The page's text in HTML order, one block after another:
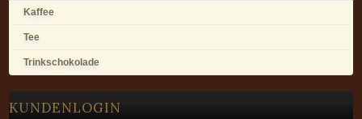
Kaffee
Tee
Trinkschokolade
KUNDENLOGIN